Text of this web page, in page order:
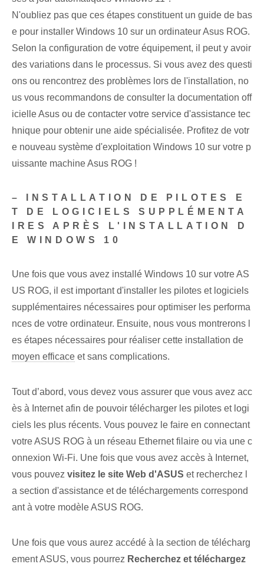
N'oubliez pas que ces étapes constituent un guide de bas
e pour installer Windows 10 sur un ordinateur Asus ROG.
Selon la configuration de votre équipement, il peut y avoir
des variations dans le processus. Si vous avez des questi
ons ou rencontrez des problèmes lors de l'installation, no
us vous recommandons de consulter la documentation off
icielle Asus ou de contacter votre service d'assistance tec
hnique pour obtenir une aide spécialisée. Profitez de votr
e nouveau système d'exploitation Windows 10 sur votre p
uissante machine Asus ROG !
– INSTALLATION DE PILOTES E
T DE LOGICIELS SUPPLÉMENTA
IRES APRÈS L'INSTALLATION D
E WINDOWS 10
Une fois que vous avez installé Windows 10 sur votre AS
US ROG, il est important d'installer les pilotes et logiciels
supplémentaires nécessaires pour optimiser les performa
nces de votre ordinateur. Ensuite, nous vous montrerons l
es étapes nécessaires pour réaliser cette installation ⁢de
moyen efficace et ‌sans complications.
Tout d’abord, vous devez vous assurer que vous avez acc
ès à Internet afin de pouvoir télécharger les pilotes et logi
ciels les plus récents. Vous pouvez le faire en connectant
votre ASUS ROG à un réseau Ethernet filaire ou via une c
onnexion Wi-Fi. Une fois que vous avez accès à Internet,
vous pouvez visitez le site Web d'ASUS et recherchez l
a section d'assistance et de téléchargements correspond
ant à votre modèle ASUS ROG.
Une fois que vous aurez accédé à la section de télécharg
ement ASUS, vous pourrez Recherchez et téléchargez